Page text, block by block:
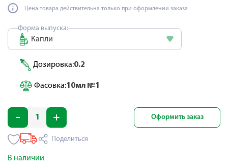
Цена товара действительна только при оформлении заказа
Форма выпуска:
Капли
Дозировка:0.2
Фасовка:10мл №1
Оформить заказ
Поделиться
В наличии